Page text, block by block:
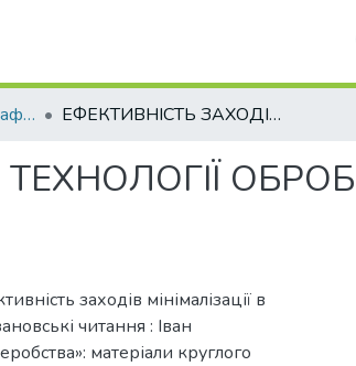
Друковані видання. Кафедра рослинництва ЕФЕКТИВНІСТЬ ЗАХОДІВ МІНІМАЛІЗАЦІЇ В ТЕХНОЛОГІЇ ОБРОБІТКУ ҐРУНТУ
заходів мінімалізації в
читання : Іван
матеріали круглого